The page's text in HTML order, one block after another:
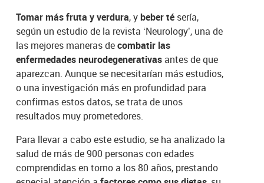
Tomar más fruta y verdura, ybeber té sería,
según un estudio de la revista ‘Neurology’, una de
las mejores maneras decombatir las
enfermedades neurodegenerativasantes de que
aparezcan. Aunque se necesitarían más estudios,
o una investigación más en profundidad para
confirmas estos datos, se trata de unos
resultados muy prometedores.
Para llevar a cabo este estudio, se ha analizado la
salud de más de 900 personas con edades
comprendidas en torno a los 80 años, prestando